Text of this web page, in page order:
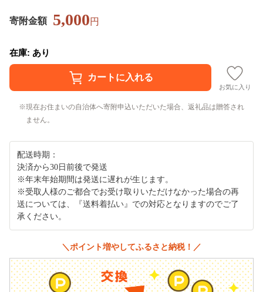
寄附金額 5,000円
在庫: あり
お気に入り
現在お住まいの自治体へ寄附申込いただいた場合、返礼品は贈答され
ません。
配送時期：
決済から30日前後で発送
※年末年始期間は発送に遅れが生じます。
※受取人様のご都合でお受け取りいただけなかった場合の再
送については、『送料着払い』での対応となりますのでご了
承ください。
＼ポイント増やしてふるさと納税！／